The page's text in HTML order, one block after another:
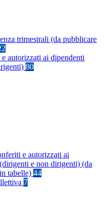
trimestrali (da pubblicare
autorizzati ai dipendenti
80
e autorizzati ai
e non dirigenti) (da
tabelle) 44
7